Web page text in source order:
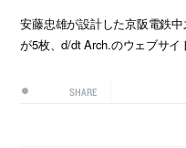
安藤忠雄が設計した京阪電鉄
が5枚、d/dt Arch.のウェブサイ
SHARE